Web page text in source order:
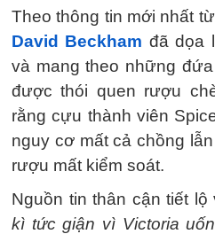
Theo thông tin mới nhất
David Beckham đã dọa
và mang theo những
được thói quen rượu
rằng cựu thành viên
nguy cơ mất cả chồng
rượu mất kiểm soát.
Nguồn tin thân cận tiết lộ
kì tức giận vì Victoria